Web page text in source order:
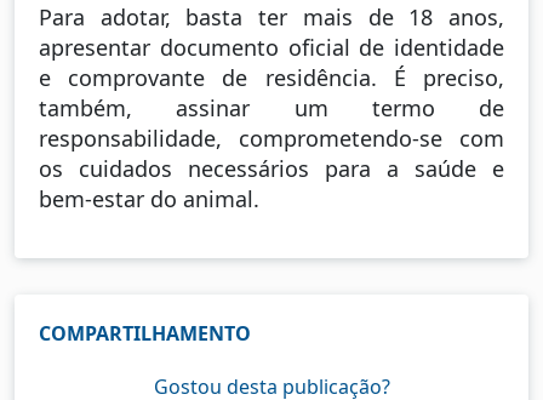
Para adotar, basta ter mais de 18 anos,
apresentar documento oficial de identidade
e comprovante de residência. É preciso,
também, assinar um termo de
responsabilidade, comprometendo-se com
os cuidados necessários para a saúde e
bem-estar do animal.
COMPARTILHAMENTO
Gostou desta publicação?